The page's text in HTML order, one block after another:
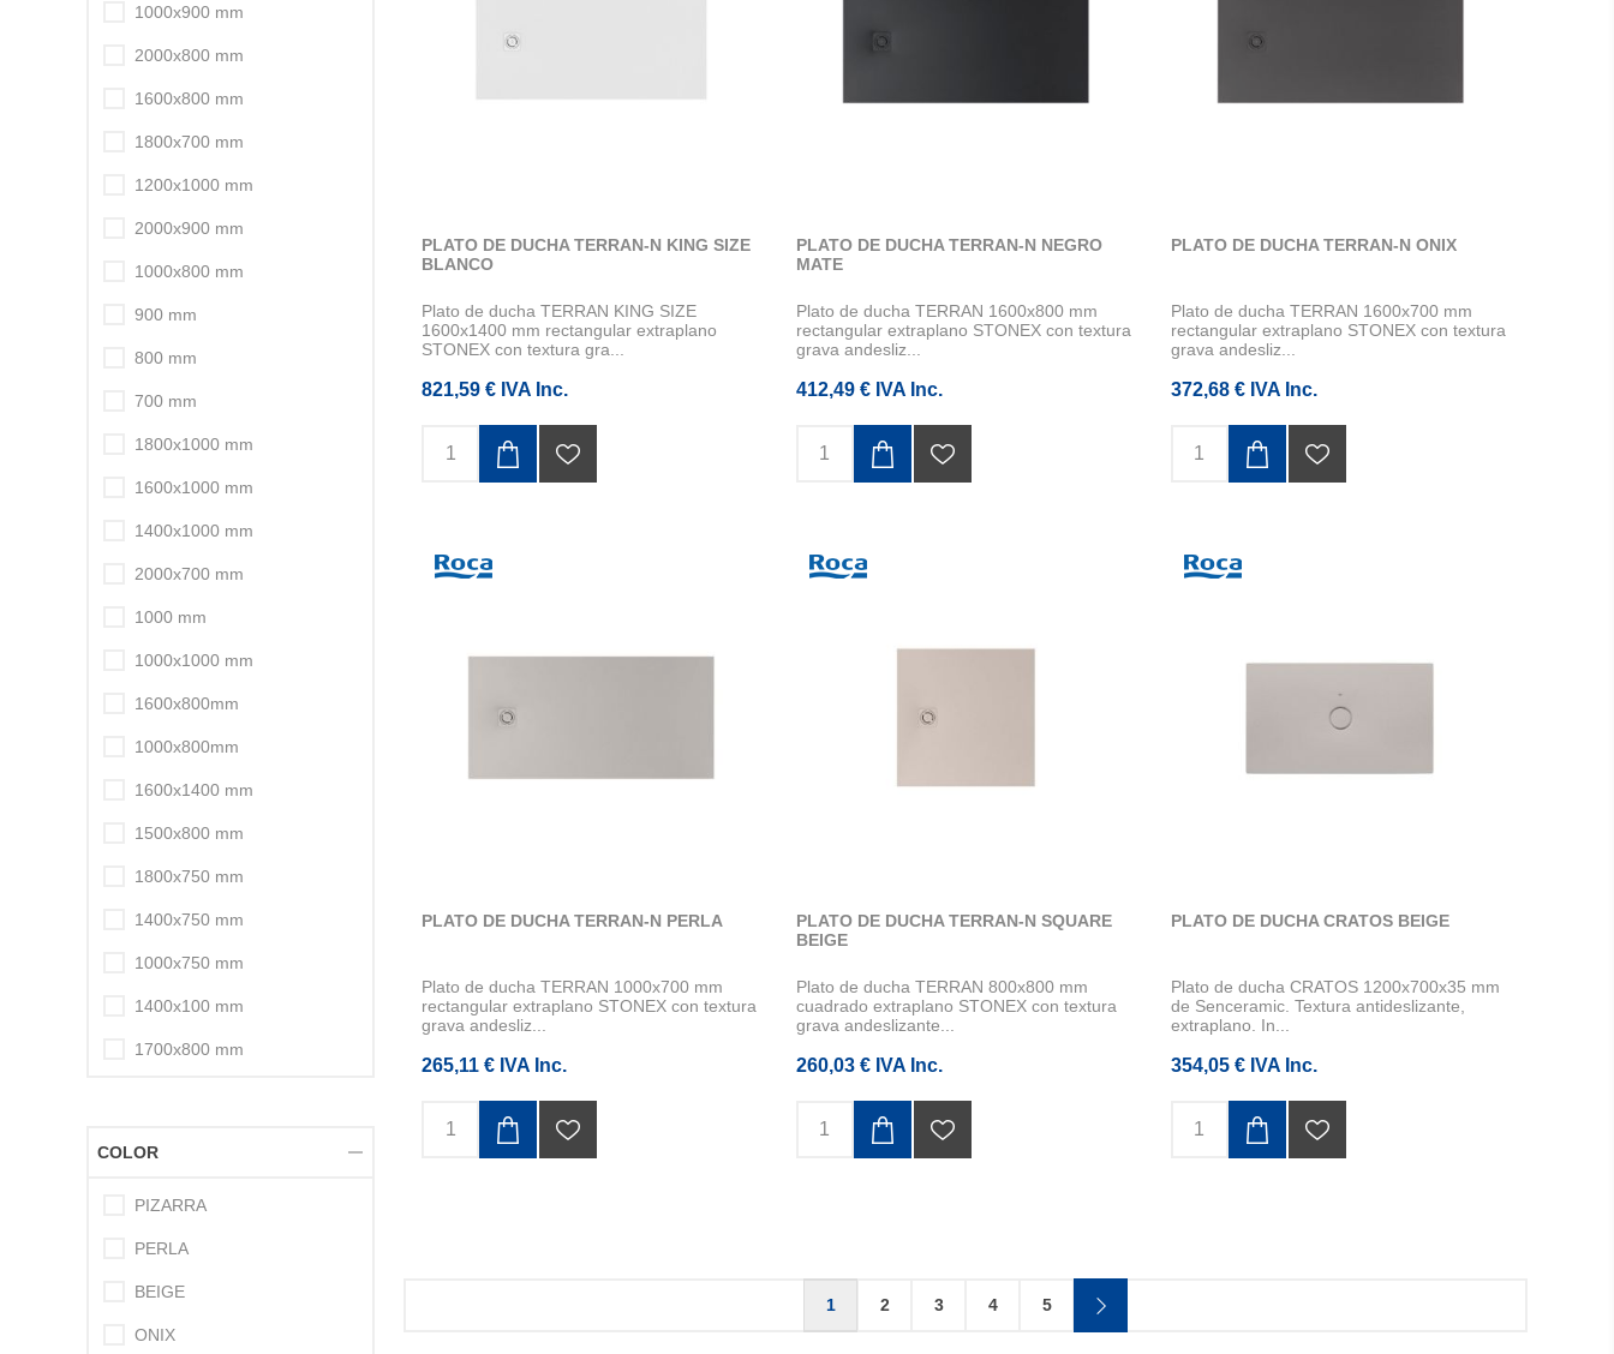
PLATO DE DUCHA TERRAN-N KING SIZE
BLANCO
Plato de ducha TERRAN KING SIZE
1600x1400 mm rectangular extraplano
STONEX con textura gra...
821,59 € IVA Inc.
PLATO DE DUCHA TERRAN-N NEGRO
MATE
Plato de ducha TERRAN 1600x800 mm
rectangular extraplano STONEX con textura
grava andesliz...
412,49 € IVA Inc.
PLATO DE DUCHA TERRAN-N ONIX
Plato de ducha TERRAN 1600x700 mm
rectangular extraplano STONEX con textura
grava andesliz...
372,68 € IVA Inc.
PLATO DE DUCHA TERRAN-N PERLA
Plato de ducha TERRAN 1000x700 mm
rectangular extraplano STONEX con textura
grava andesliz...
265,11 € IVA Inc.
PLATO DE DUCHA TERRAN-N SQUARE
BEIGE
Plato de ducha TERRAN 800x800 mm
cuadrado extraplano STONEX con textura
grava andeslizante...
260,03 € IVA Inc.
PLATO DE DUCHA CRATOS BEIGE
Plato de ducha CRATOS 1200x700x35 mm
de Senceramic. Textura antideslizante,
extraplano. In...
354,05 € IVA Inc.
1 2 3 4 5
1000x900 mm
2000x800 mm
1600x800 mm
1800x700 mm
1200x1000 mm
2000x900 mm
1000x800 mm
900 mm
800 mm
700 mm
1800x1000 mm
1600x1000 mm
1400x1000 mm
2000x700 mm
1000 mm
1000x1000 mm
1600x800mm
1000x800mm
1600x1400 mm
1500x800 mm
1800x750 mm
1400x750 mm
1000x750 mm
1400x100 mm
1700x800 mm
COLOR
PIZARRA
PERLA
BEIGE
ONIX